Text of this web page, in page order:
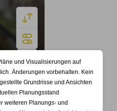
IMMOFINDER
und Visualisierungen auf
Änderungen vorbehalten. Kein
Grundrisse und Ansichten
Planungsstand
weiteren Planungs- und